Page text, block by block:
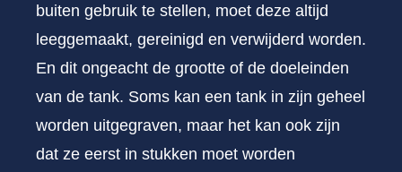
buiten gebruik te stellen, moet deze altijd
leeggemaakt, gereinigd en verwijderd worden.
En dit ongeacht de grootte of de doeleinden
van de tank. Soms kan een tank in zijn geheel
worden uitgegraven, maar het kan ook zijn
dat ze eerst in stukken moet worden